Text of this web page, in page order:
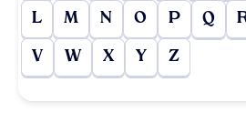
L M N O P Q
V W X Y Z